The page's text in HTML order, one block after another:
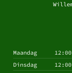
Maandag
Dinsdag